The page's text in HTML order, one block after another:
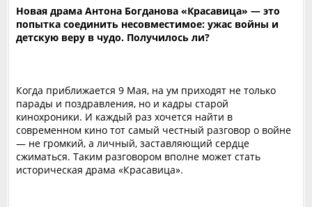
Новая драма Антона Богданова «Красавица» — это
попытка соединить несовместимое: ужас войны и
детскую веру в чудо. Получилось ли?
Когда приближается 9 Мая, на ум приходят не только
парады и поздравления, но и кадры старой
кинохроники. И каждый раз хочется найти в
современном кино тот самый честный разговор о войне
— не громкий, а личный, заставляющий сердце
сжиматься. Таким разговором вполне может стать
историческая драма «Красавица».